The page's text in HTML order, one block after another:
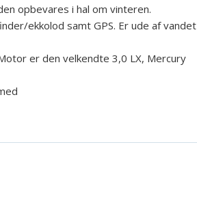
opbevares i hal om vinteren.
ekkolod samt GPS. Er ude af vandet
er den velkendte 3,0 LX, Mercury